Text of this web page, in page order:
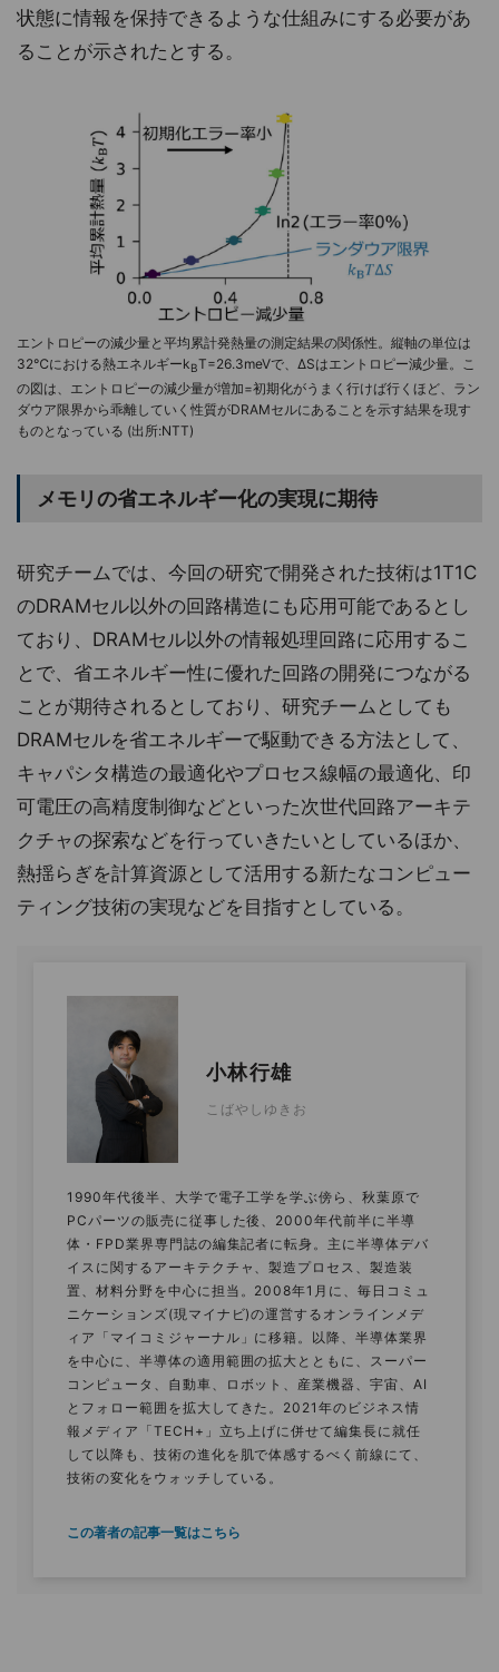
状態に情報を保持できるような仕組みにする必要があ
ることが示されたとする。
エントロピーの減少量と平均累計発熱量の測定結果の関係性。縦軸の単位は
32℃における熱エネルギーkBT=26.3meVで、ΔSはエントロピー減少量。こ
の図は、エントロピーの減少量が増加=初期化がうまく行けば行くほど、ラン
ダウア限界から乖離していく性質がDRAMセルにあることを示す結果を現す
ものとなっている (出所:NTT)
メモリの省エネルギー化の実現に期待
研究チームでは、今回の研究で開発された技術は1T1C
のDRAMセル以外の回路構造にも応用可能であるとし
ており、DRAMセル以外の情報処理回路に応用するこ
とで、省エネルギー性に優れた回路の開発につながる
ことが期待されるとしており、研究チームとしても
DRAMセルを省エネルギーで駆動できる方法として、
キャパシタ構造の最適化やプロセス線幅の最適化、印
可電圧の高精度制御などといった次世代回路アーキテ
クチャの探索などを行っていきたいとしているほか、
熱揺らぎを計算資源として活用する新たなコンピュー
ティング技術の実現などを目指すとしている。
小林行雄
こばやしゆきお
1990年代後半、大学で電子工学を学ぶ傍ら、秋葉原で
PCパーツの販売に従事した後、2000年代前半に半導
体・FPD業界専門誌の編集記者に転身。主に半導体デバ
イスに関するアーキテクチャ、製造プロセス、製造装
置、材料分野を中心に担当。2008年1月に、毎日コミュ
ニケーションズ(現マイナビ)の運営するオンラインメデ
ィア「マイコミジャーナル」に移籍。以降、半導体業界
を中心に、半導体の適用範囲の拡大とともに、スーパー
コンピュータ、自動車、ロボット、産業機器、宇宙、AI
とフォロー範囲を拡大してきた。2021年のビジネス情
報メディア「TECH+」立ち上げに併せて編集長に就任
して以降も、技術の進化を肌で体感するべく前線にて、
技術の変化をウォッチしている。
この著者の記事一覧はこちら